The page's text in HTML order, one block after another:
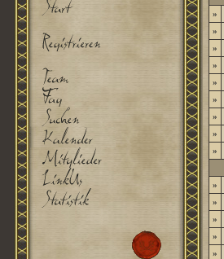
»
»
»
»
»
»
»
»
»
»
»
»
»
»